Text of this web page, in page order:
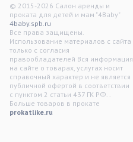
© 2015-2026 Салон аренды и
проката для детей и мам "4Baby"
4baby.spb.ru
Все права защищены.
Использование материалов с сайта
только с согласия
правообладателей Вся информация
на сайте о товарах, услугах носит
справочный характер и не является
публичной офертой в соответствии
с пунктом 2 статьи 437 ГК РФ. .
Больше товаров в прокате
prokatlike.ru